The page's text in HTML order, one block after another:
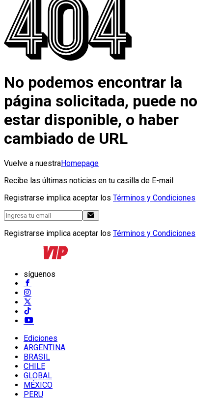
No podemos encontrar la
página solicitada, puede no
estar disponible, o haber
cambiado de URL
Vuelve a nuestraHomepage
Recibe las últimas noticias en tu casilla de E-mail
Registrarse implica aceptar los Términos y Condiciones
Registrarse implica aceptar los Términos y Condiciones
síguenos
Ediciones
ARGENTINA
BRASIL
CHILE
GLOBAL
MÉXICO
PERU